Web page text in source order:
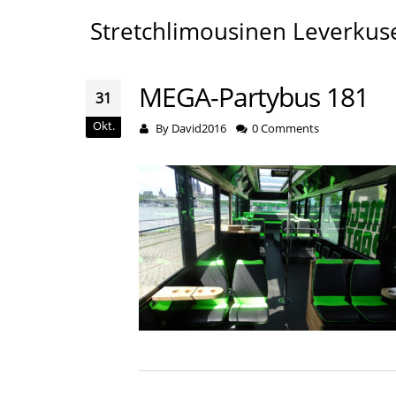
Stretchlimousinen
31
Okt.
MEGA-Partybus 181
By David2016 0 Comments